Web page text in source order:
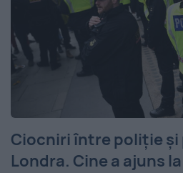
Ciocniri între poliție
Londra. Cine a ajuns